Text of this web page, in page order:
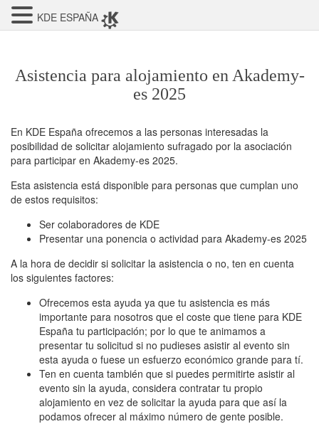
Asistencia para alojamiento en Akademy-
es 2025
En KDE España ofrecemos a las personas interesadas la
posibilidad de solicitar alojamiento sufragado por la asociación
para participar en Akademy-es 2025.
Esta asistencia está disponible para personas que cumplan uno
de estos requisitos:
Ser colaboradores de KDE
Presentar una ponencia o actividad para Akademy-es 2025
A la hora de decidir si solicitar la asistencia o no, ten en cuenta
los siguientes factores:
Ofrecemos esta ayuda ya que tu asistencia es más
importante para nosotros que el coste que tiene para KDE
España tu participación; por lo que te animamos a
presentar tu solicitud si no pudieses asistir al evento sin
esta ayuda o fuese un esfuerzo económico grande para tí.
Ten en cuenta también que si puedes permitirte asistir al
evento sin la ayuda, considera contratar tu propio
alojamiento en vez de solicitar la ayuda para que así la
podamos ofrecer al máximo número de gente posible.
KDE ESPAÑA